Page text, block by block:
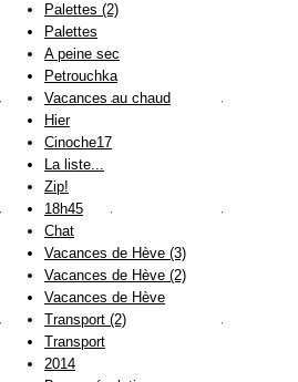
Palettes (2)
Palettes
A peine sec
Petrouchka
Vacances au chaud
Hier
Cinoche17
La liste...
Zip!
18h45
Chat
Vacances de Hève (3)
Vacances de Hève (2)
Vacances de Hève
Transport (2)
Transport
2014